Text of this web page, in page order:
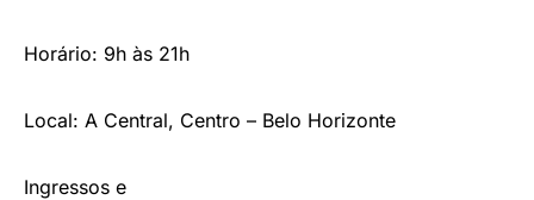
Horário: 9h às 21h
Local: A Central, Centro – Belo Horizonte
Ingressos e